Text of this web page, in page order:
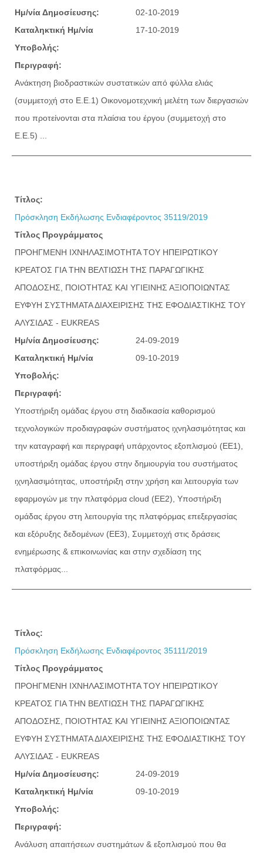
Ημ/νία Δημοσίευσης:
02-10-2019
Καταληκτική Ημ/νία
Υποβολής:
17-10-2019
Περιγραφή:
Ανάκτηση βιοδραστικών συστατικών από φύλλα ελιάς
(συμμετοχή στο Ε.Ε.1) Oικονομοτεχνική μελέτη των διεργασιών
που προτείνονται στα πλαίσια του έργου (συμμετοχή στο
Ε.Ε.5) ...
Τίτλος:
Πρόσκληση Εκδήλωσης Ενδιαφέροντος 35119/2019
Τίτλος Προγράμματος
ΠΡΟΗΓΜΕΝΗ ΙΧΝΗΛΑΣΙΜΟΤΗΤΑ ΤΟΥ ΗΠΕΙΡΩΤΙΚΟΥ
ΚΡΕΑΤΟΣ ΓΙΑ ΤΗΝ ΒΕΛΤΙΩΣΗ ΤΗΣ ΠΑΡΑΓΩΓΙΚΗΣ
ΑΠΟΔΟΣΗΣ, ΠΟΙΟΤΗΤΑΣ ΚΑΙ ΥΓΙΕΙΝΗΣ ΑΞΙΟΠΟΙΩΝΤΑΣ
ΕΥΦΥΗ ΣΥΣΤΗΜΑΤΑ ΔΙΑΧΕΙΡΙΣΗΣ ΤΗΣ ΕΦΟΔΙΑΣΤΙΚΗΣ ΤΟΥ
ΑΛΥΣΙΔΑΣ - EUKREAS
Ημ/νία Δημοσίευσης:
24-09-2019
Καταληκτική Ημ/νία
Υποβολής:
09-10-2019
Περιγραφή:
Υποστήριξη ομάδας έργου στη διαδικασία καθορισμού
τεχνολογικών προδιαγραφών συστήματος ιχνηλασιμότητας και
την καταγραφή και περιγραφή υπάρχοντος εξοπλισμού (ΕΕ1),
υποστήριξη ομάδας έργου στην δημιουργία του συστήματος
ιχνηλασιμότητας, υποστήριξη στην χρήση και λειτουργία των
εφαρμογών με την πλατφόρμα cloud (ΕΕ2), Υποστήριξη
ομάδας έργου στη λειτουργία της πλατφόρμας επεξεργασίας
και εξόρυξης δεδομένων (ΕΕ3), Συμμετοχή στις δράσεις
ενημέρωσης & επικοινωνίας και στην σχεδίαση της
πλατφόρμας...
Τίτλος:
Πρόσκληση Εκδήλωσης Ενδιαφέροντος 35111/2019
Τίτλος Προγράμματος
ΠΡΟΗΓΜΕΝΗ ΙΧΝΗΛΑΣΙΜΟΤΗΤΑ ΤΟΥ ΗΠΕΙΡΩΤΙΚΟΥ
ΚΡΕΑΤΟΣ ΓΙΑ ΤΗΝ ΒΕΛΤΙΩΣΗ ΤΗΣ ΠΑΡΑΓΩΓΙΚΗΣ
ΑΠΟΔΟΣΗΣ, ΠΟΙΟΤΗΤΑΣ ΚΑΙ ΥΓΙΕΙΝΗΣ ΑΞΙΟΠΟΙΩΝΤΑΣ
ΕΥΦΥΗ ΣΥΣΤΗΜΑΤΑ ΔΙΑΧΕΙΡΙΣΗΣ ΤΗΣ ΕΦΟΔΙΑΣΤΙΚΗΣ ΤΟΥ
ΑΛΥΣΙΔΑΣ - EUKREAS
Ημ/νία Δημοσίευσης:
24-09-2019
Καταληκτική Ημ/νία
Υποβολής:
09-10-2019
Περιγραφή:
Ανάλυση απαιτήσεων συστημάτων & εξοπλισμού που θα